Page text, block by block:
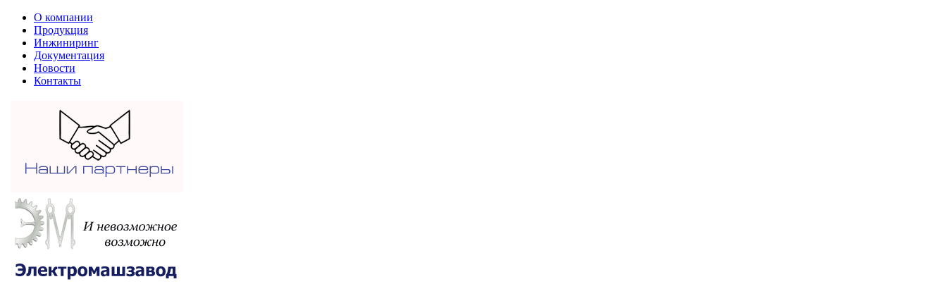
О компании
Продукция
Инжиниринг
Документация
Новости
Контакты